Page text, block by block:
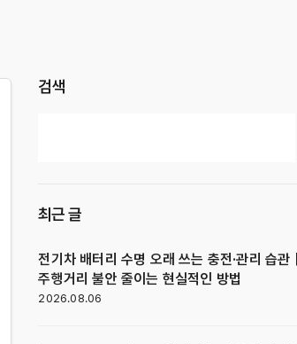
검색
최근 글
전기차 배터리 수명 오래 쓰는 충전·관리 습관｜
주행거리 불안 줄이는 현실적인 방법
2026.08.06